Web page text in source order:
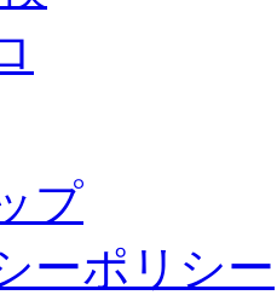
プ
ーポリシー